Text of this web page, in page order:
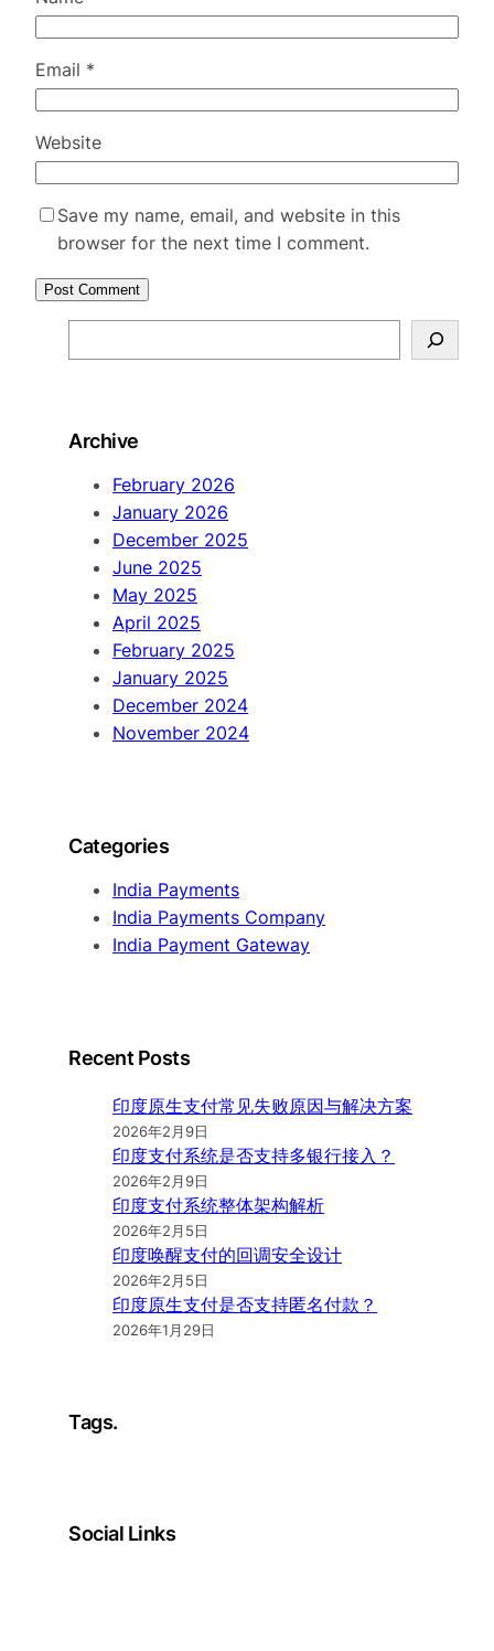
Email *
Website
Save my name, email, and website in this
browser for the next time I comment.
e
c
Archive
February 2026
January 2026
December 2025
June 2025
May 2025
April 2025
February 2025
January 2025
December 2024
November 2024
Categories
India Payments
India Payments Company
India Payment Gateway
Recent Posts
印度原生支付常见失败原因与解决方案
2026年2月9日
印度支付系统是否支持多银行接入？
2026年2月9日
印度支付系统整体架构解析
2026年2月5日
印度唤醒支付的回调安全设计
2026年2月5日
印度原生支付是否支持匿名付款？
2026年1月29日
Tags.
Social Links